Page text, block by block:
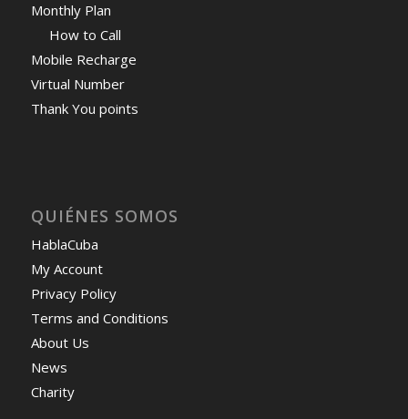
Monthly Plan
How to Call
Mobile Recharge
Virtual Number
Thank You points
QUIÉNES SOMOS
HablaCuba
My Account
Privacy Policy
Terms and Conditions
About Us
News
Charity